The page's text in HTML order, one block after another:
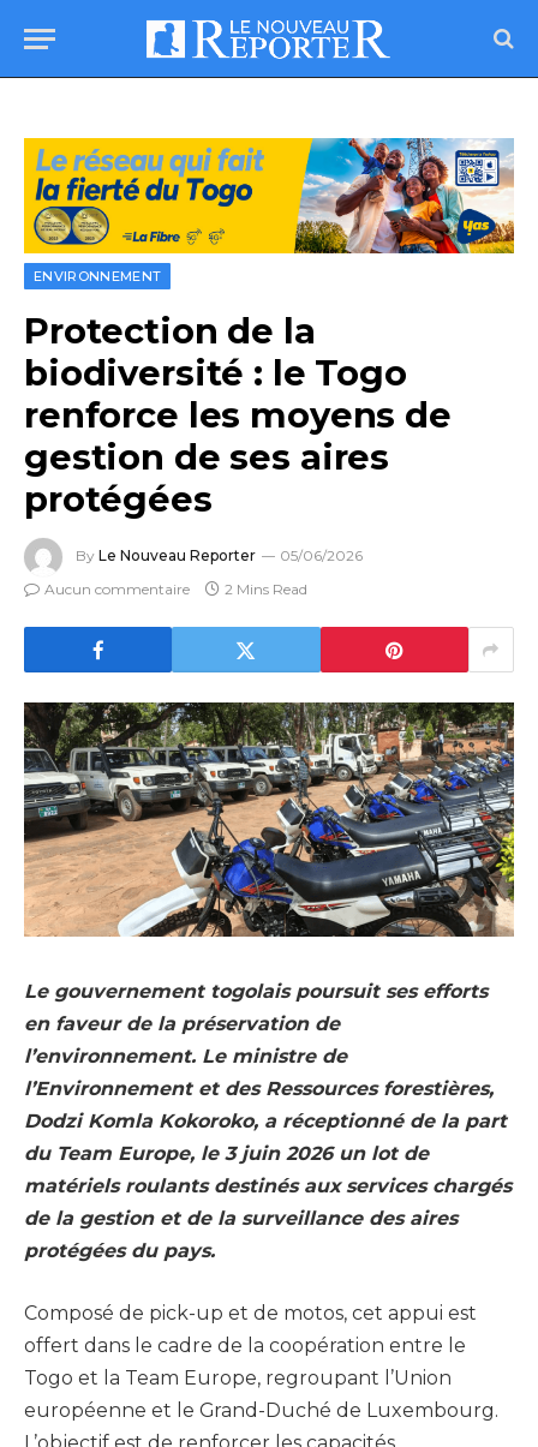
ENVIRONNEMENT
Protection de la
biodiversité : le Togo
renforce les moyens de
gestion de ses aires
protégées
By Le Nouveau Reporter
05/06/2026
Aucun commentaire
2 Mins Read
Le gouvernement togolais poursuit ses efforts
en faveur de la préservation de
l’environnement. Le ministre de
l’Environnement et des Ressources forestières,
Dodzi Komla Kokoroko, a réceptionné de la part
du Team Europe, le 3 juin 2026 un lot de
matériels roulants destinés aux services chargés
de la gestion et de la surveillance des aires
protégées du pays.
Composé de pick-up et de motos, cet appui est
offert dans le cadre de la coopération entre le
Togo et la Team Europe, regroupant l’Union
européenne et le Grand-Duché de Luxembourg.